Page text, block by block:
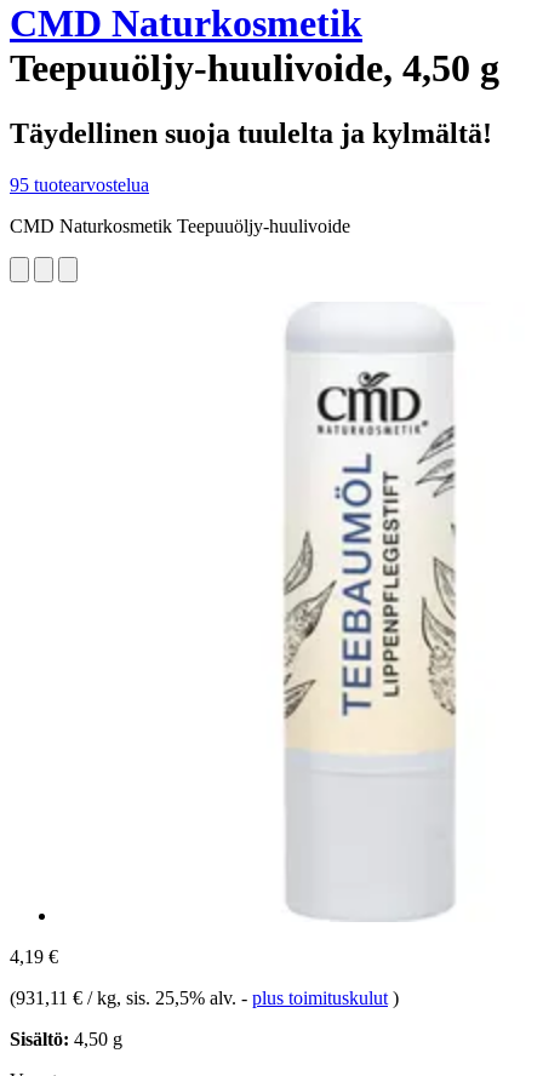
CMD Naturkosmetik
Teepuuöljy-huulivoide, 4,50 g
Täydellinen suoja tuulelta ja kylmältä!
95 tuotearvostelua
CMD Naturkosmetik Teepuuöljy-huulivoide
4,19 €
(931,11 € / kg, sis. 25,5% alv. - plus toimituskulut )
Sisältö: 4,50 g